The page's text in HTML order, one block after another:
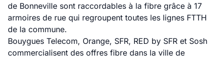
de Bonneville sont raccordables à la fibre grâce à 17
armoires de rue qui regroupent toutes les lignes FTTH
de la commune.
Bouygues Telecom, Orange, SFR, RED by SFR et Sosh
commercialisent des offres fibre dans la ville de